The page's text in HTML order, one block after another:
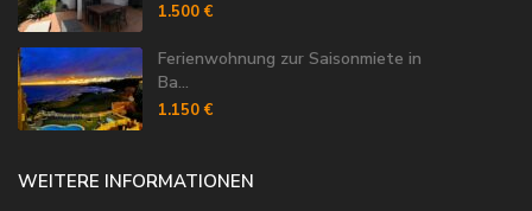
1.500 €
Ferienwohnung zur Saisonmiete in
Ba...
1.150 €
WEITERE INFORMATIONEN